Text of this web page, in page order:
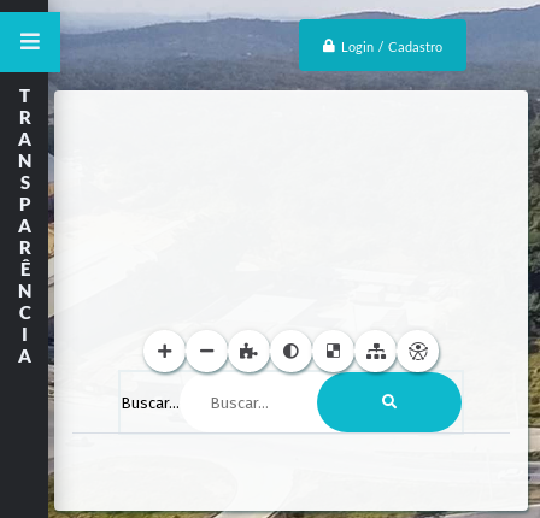
Login / Cadastro
Buscar...
T
R
A
N
S
P
A
R
Ê
N
C
I
A